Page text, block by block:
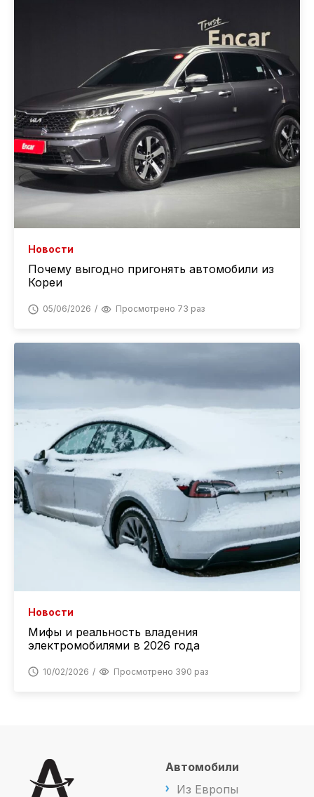
Новости
Почему выгодно пригонять автомобили из
Кореи
05/06/2026 Просмотрено 73 раз
Новости
Мифы и реальность владения
электромобилями в 2026 года
10/02/2026 Просмотрено 390 раз
Автомобили
Из Европы